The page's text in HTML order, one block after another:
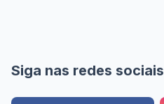
Siga nas redes sociais